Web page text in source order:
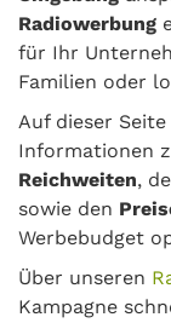
Radiowerbung
für Ihr
Familien oder
Auf dieser
Informationen
Reichweiten,
sowie den
Werbebudget
Über unseren
Kampagne